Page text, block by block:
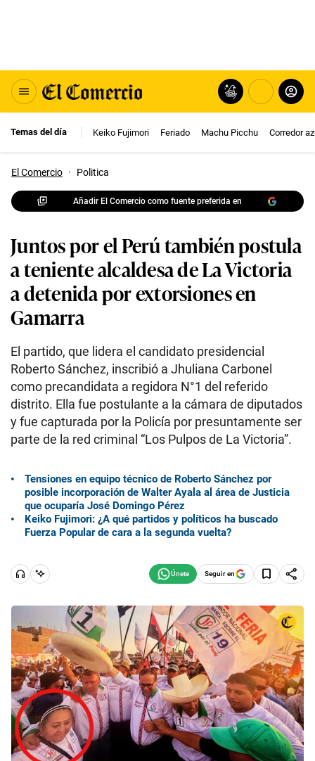
Temas del día Keiko Fujimori Feriado Machu Picchu Corredor
El Comercio · Politica
Añadir El Comercio como fuente preferida en
Juntos por el Perú también postula
a teniente alcaldesa de La Victoria
a detenida por extorsiones en
Gamarra
El partido, que lidera el candidato presidencial
Roberto Sánchez, inscribió a Jhuliana Carbonel
como precandidata a regidora N°1 del referido
distrito. Ella fue postulante a la cámara de diputados
y fue capturada por la Policía por presuntamente ser
parte de la red criminal “Los Pulpos de La Victoria”.
Tensiones en equipo técnico de Roberto Sánchez por
posible incorporación de Walter Ayala al área de Justicia
que ocuparía José Domingo Pérez
Keiko Fujimori: ¿A qué partidos y políticos ha buscado
Fuerza Popular de cara a la segunda vuelta?
Seguir en